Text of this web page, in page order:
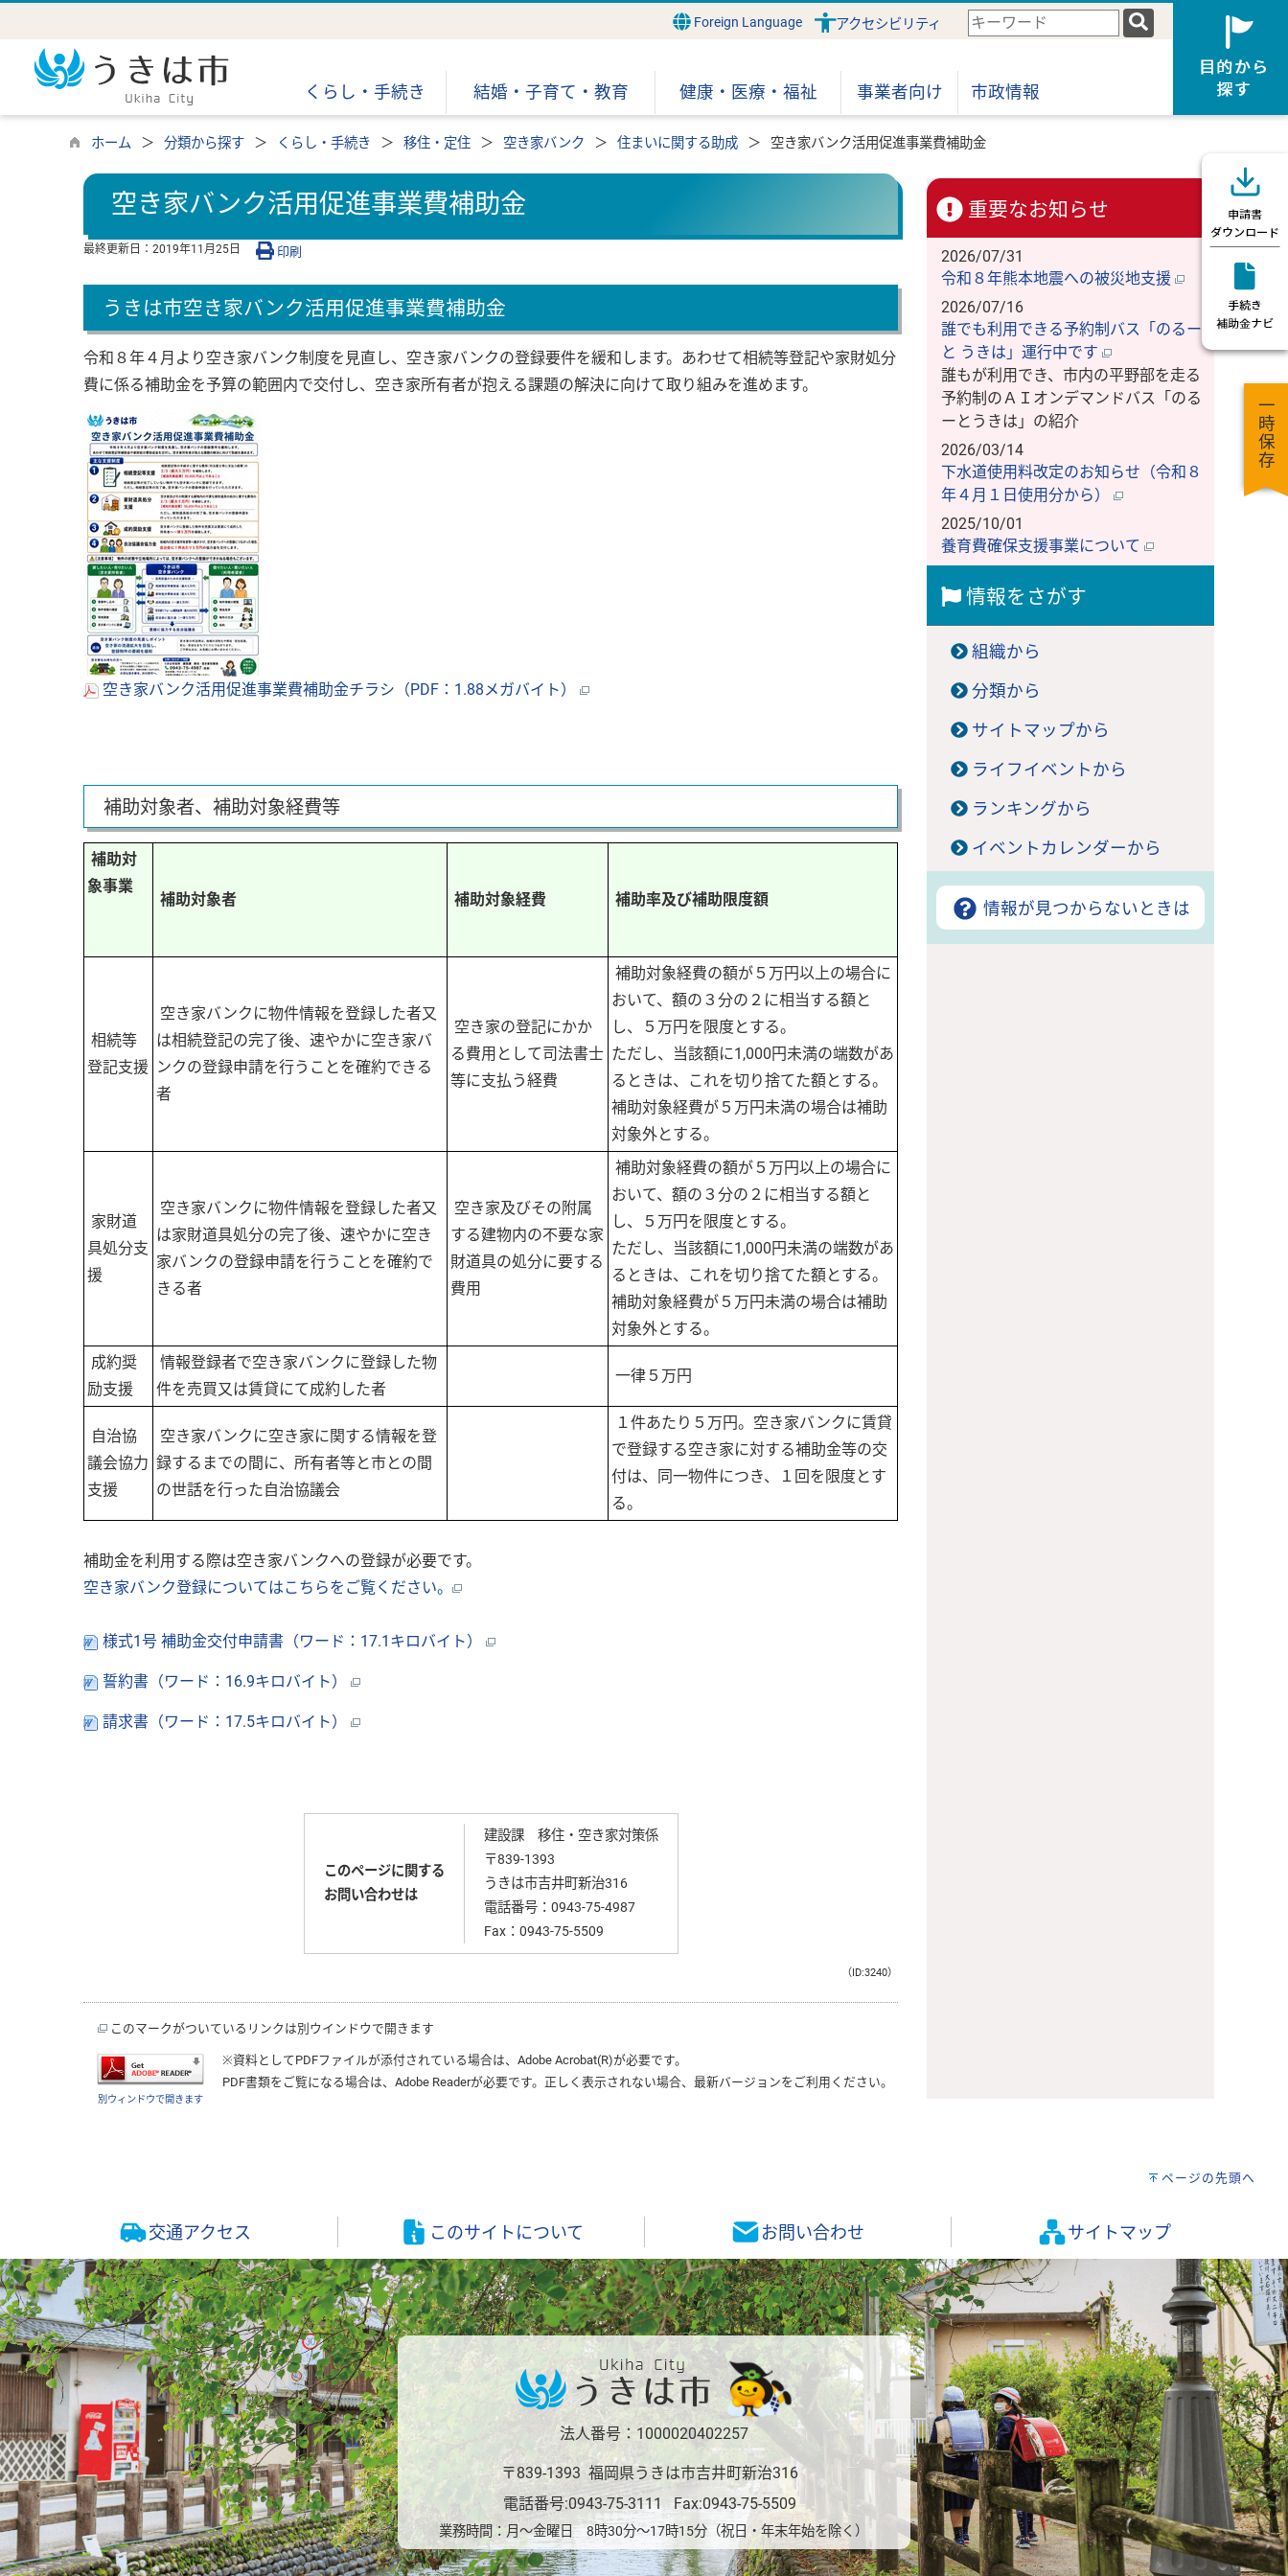
Foreign Language アクセシビリティ
検
ー
ワ
ー
くらし・手続き 結婚・子育て・教育 健康・医療・福祉 事業者向け 市政情報
ホーム 分類から探す くらし・手続き 移住・定住 空き家バンク 住まいに関する助成 空き家バンク活用促進事業費補助金
空き家バンク活用促進事業費補助金
最終更新日： 2019年11月25日 印刷
うきは市空き家バンク活用促進事業費補助金
令和８年４月より空き家バンク制度を見直し、空き家バンクの登録要件を緩和します。あわせて相続等登記や家財処分
費に係る補助金を予算の範囲内で交付し、空き家所有者が抱える課題の解決に向けて取り組みを進めます。
空き家バンク活用促進事業費補助金チラシ（PDF：1.88メガバイト）
補助対象者、補助対象経費等
補助対
象事業
補助対象者 補助対象経費 補助率及び補助限度額
相続等
登記支援
空き家バンクに物件情報を登録した者又
は相続登記の完了後、速やかに空き家バ
ンクの登録申請を行うことを確約できる
者
空き家の登記にかか
る費用として司法書士
等に支払う経費
補助対象経費の額が５万円以上の場合に
おいて、額の３分の２に相当する額と
し、５万円を限度とする。
ただし、当該額に1,000円未満の端数があ
るときは、これを切り捨てた額とする。
補助対象経費が５万円未満の場合は補助
対象外とする。
家財道
具処分支
援
空き家バンクに物件情報を登録した者又
は家財道具処分の完了後、速やかに空き
家バンクの登録申請を行うことを確約で
きる者
空き家及びその附属
する建物内の不要な家
財道具の処分に要する
費用
補助対象経費の額が５万円以上の場合に
おいて、額の３分の２に相当する額と
し、５万円を限度とする。
ただし、当該額に1,000円未満の端数があ
るときは、これを切り捨てた額とする。
補助対象経費が５万円未満の場合は補助
対象外とする。
成約奨
励支援
情報登録者で空き家バンクに登録した物
件を売買又は賃貸にて成約した者
一律５万円
自治協
議会協力
支援
空き家バンクに空き家に関する情報を登
録するまでの間に、所有者等と市との間
の世話を行った自治協議会
１件あたり５万円。空き家バンクに賃貸
で登録する空き家に対する補助金等の交
付は、同一物件につき、１回を限度とす
る。
補助金を利用する際は空き家バンクへの登録が必要です。
空き家バンク登録についてはこちらをご覧ください。
様式1号 補助金交付申請書（ワード：17.1キロバイト）
誓約書（ワード：16.9キロバイト）
請求書（ワード：17.5キロバイト）
このページに関する
お問い合わせは
建設課 移住・空き家対策係
〒839-1393
うきは市吉井町新治316
電話番号： 0943-75-4987
Fax：0943-75-5509
（ID:3240）
このマークがついているリンクは別ウインドウで開きます
別ウィンドウで開きます
※資料としてPDFファイルが添付されている場合は、 Adobe Acrobat(R)が必要です。
PDF書類をご覧になる場合は、 Adobe Readerが必要です。正しく表示されない場合、最新バージョンをご利用ください。
重要なお知らせ
2026/07/31
令和８年熊本地震への被災地支援
2026/07/16
誰でも利用できる予約制バス「のるー
と うきは」運行中です
誰もが利用でき、市内の平野部を走る
予約制のＡＩオンデマンドバス「のる
ーとうきは」の紹介
2026/03/14
下水道使用料改定のお知らせ（令和８
年４月１日使用分から）
2025/10/01
養育費確保支援事業について
情報をさがす
組織から
分類から
サイトマップから
ライフイベントから
ランキングから
イベントカレンダーから
情報が見つからないときは
ページの先頭へ
交通アクセス このサイトについて お問い合わせ サイトマップ
法人番号：1000020402257
〒839-1393 福岡県うきは市吉井町新治316
電話番号:0943-75-3111Fax:0943-75-5509
業務時間：月～金曜日 8時30分～17時15分（祝日・年末年始を除く）
一時保存